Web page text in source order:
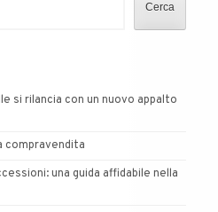
Cerca
si rilancia con un nuovo appalto
compravendita
una guida affidabile nella